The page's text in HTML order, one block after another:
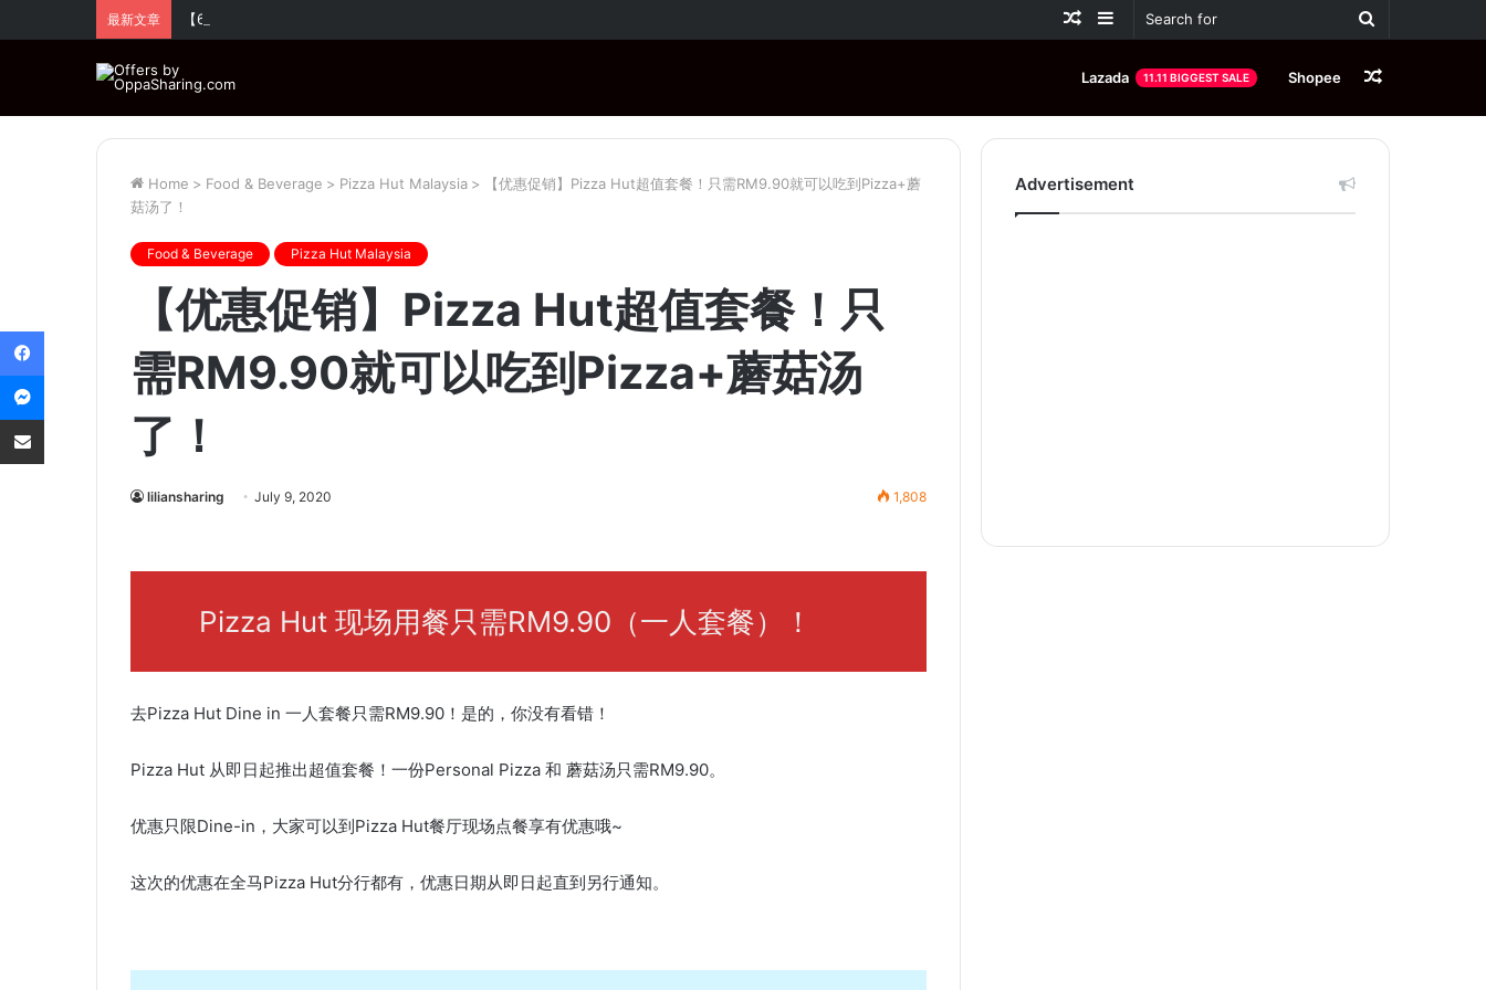
最新文章 【6.6促销】Huawei 超值优惠！全场折扣高达RM1,000！购买指定商品还有免费赠品！
Search
Sidebar
Random
Lazada 11.11 BIGGEST SALE Shopee Random
Article
Home > Food & Beverage > Pizza Hut Malaysia >
【优惠促销】Pizza Hut超值套餐！只需RM9.90就可以吃到Pizza+蘑
菇汤了！
Food & Beverage Pizza Hut Malaysia
【优惠促销】Pizza Hut超值套餐！只
需RM9.90就可以吃到Pizza+蘑菇汤
了！
liliansharing July 9, 2020 1,808
Pizza Hut 现场用餐只需RM9.90（一人套餐）！
去Pizza Hut Dine in 一人套餐只需RM9.90！是的，你没有看错！
Pizza Hut 从即日起推出超值套餐！一份Personal Pizza 和 蘑菇汤只需RM9.90。
优惠只限Dine-in，大家可以到Pizza Hut餐厅现场点餐享有优惠哦~
这次的优惠在全马Pizza Hut分行都有，优惠日期从即日起直到另行通知。
Advertisement
Facebook
Messenger
Share via Email